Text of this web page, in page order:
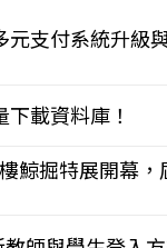
元支付系統升級
載資料庫！
鯨掘特展開幕